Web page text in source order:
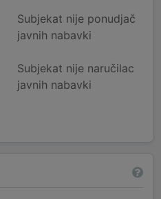
Subjekat nije ponudjač
javnih nabavki
Subjekat nije naručilac
javnih nabavki